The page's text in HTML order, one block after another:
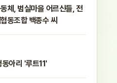
체, 범실마을 어르신들, 전
동조합 백종수 씨
아리 '루트11'